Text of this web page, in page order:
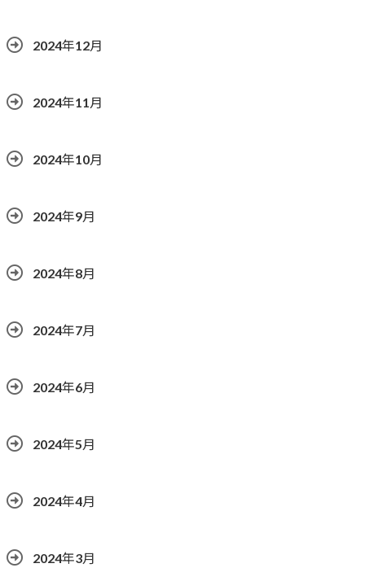
2024年12月
2024年11月
2024年10月
2024年9月
2024年8月
2024年7月
2024年6月
2024年5月
2024年4月
2024年3月